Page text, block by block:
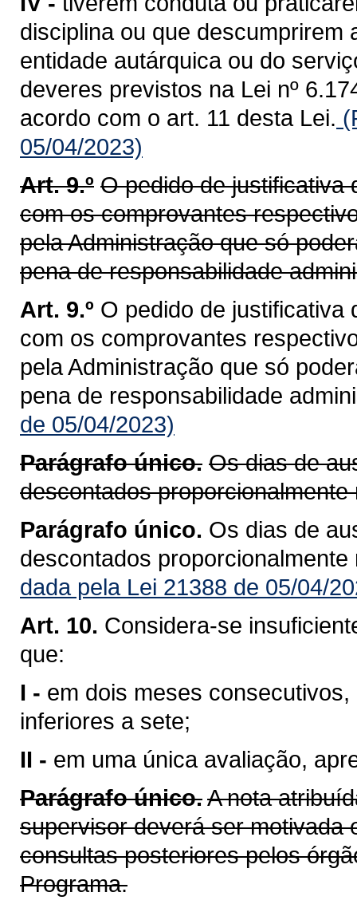
disciplina ou que descumprirem
entidade autárquica ou do
deveres previstos na Lei nº
acordo com o art. 11 desta Lei.
05/04/2023)
Art. 9.º O pedido de justificativa
com os comprovantes
pela Administração que só
pena de responsabilidade
Art. 9.º O pedido de justificativa
com os comprovantes
pela Administração que só
pena de responsabilidade
de 05/04/2023)
Parágrafo único. Os dias de
descontados
Parágrafo único. Os dias de
descontados
dada pela Lei 21388 de 05/04/
Art. 10. Considera-se
que:
I - em dois meses
inferiores a sete;
II - em uma única avaliação,
Parágrafo único.A nota
supervisor deverá ser motivada
consultas posteriores pelos
Programa.